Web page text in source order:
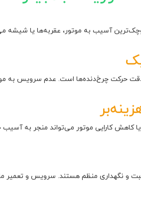
آسیب به موتور، عقربه‌ها یا
دقت حرکت چرخ‌دنده‌ها است. عدم سرویس
کارایی موتور می‌تواند منجر به آسیب
و نگهداری منظم هستند. سرویس و